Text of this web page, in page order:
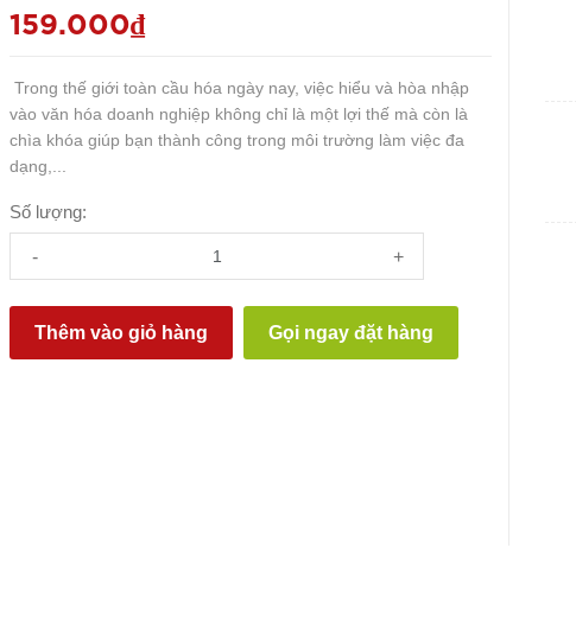
159.000₫
Trong thế giới toàn cầu hóa ngày nay, việc hiểu và hòa nhập
vào văn hóa doanh nghiệp không chỉ là một lợi thế mà còn là
chìa khóa giúp bạn thành công trong môi trường làm việc đa
dạng,...
Số lượng:
- +
Thêm vào giỏ hàng Gọi ngay đặt hàng